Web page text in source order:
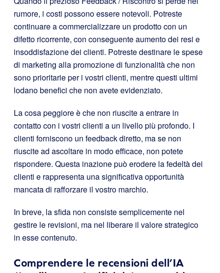
rumore, i costi possono essere notevoli. Potreste
continuare a commercializzare un prodotto con un
difetto ricorrente, con conseguente aumento dei resi e
insoddisfazione dei clienti. Potreste destinare le spese
di marketing alla promozione di funzionalità che non
sono prioritarie per i vostri clienti, mentre questi ultimi
lodano benefici che non avete evidenziato.
La cosa peggiore è che non riuscite a entrare in
contatto con i vostri clienti a un livello più profondo. I
clienti forniscono un feedback diretto, ma se non
riuscite ad ascoltare in modo efficace, non potete
rispondere. Questa inazione può erodere la fedeltà dei
clienti e rappresenta una significativa opportunità
mancata di rafforzare il vostro marchio.
In breve, la sfida non consiste semplicemente nel
gestire le revisioni, ma nel liberare il valore strategico
in esse contenuto.
Comprendere le recensioni dell’IA